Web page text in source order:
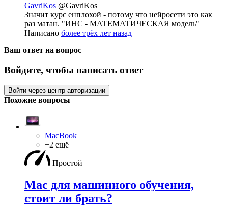
GavriKos @GavriKos
Значит курс енплохой - потому что нейросети это как
раз матан. "ИНС - МАТЕМАТИЧЕСКАЯ модель"
Написано более трёх лет назад
Ваш ответ на вопрос
Войдите, чтобы написать ответ
Войти через центр авторизации
Похожие вопросы
MacBook
+2 ещё
Простой
Mac для машинного обучения,
стоит ли брать?